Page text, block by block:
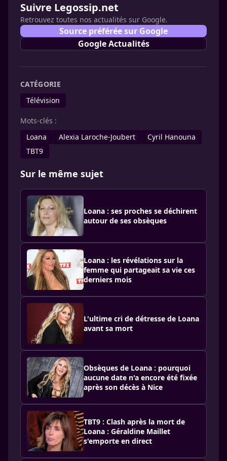
Suivre Legossip.net
Retrouvez toutes nos actualités sur Google.
Source préférée sur Google
Google Actualités
CATÉGORIE
Télévision
Mots-clés :
Loana
Alexia Laroche-Joubert
Cyril Hanouna
TBT9
Sur le même sujet
Loana : ses proches se déchirent
autour de ses obsèques
Loana : les révélations sur la
femme qui partageait sa vie ces
derniers mois
L'ultime cri de détresse de Loana
avant sa mort
Obsèques de Loana : pourquoi
aucune date n'a encore été fixée
après son décès à Nice
TBT9 : Clash après la mort de
Loana : Géraldine Maillet
s'emporte en direct